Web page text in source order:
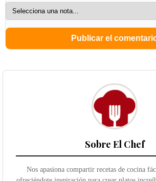
Sobre El Chef
Nos apasiona compartir recetas de cocina